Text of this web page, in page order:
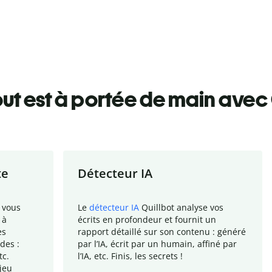
est à portée de main
:
Détecteur IA
Le détecteur IA Quillbot analyse vos
écrits en profondeur et fournit un
rapport détaillé sur son contenu : généré
par l’IA, écrit par un humain, affiné par
l’IA, etc. Finis, les secrets !